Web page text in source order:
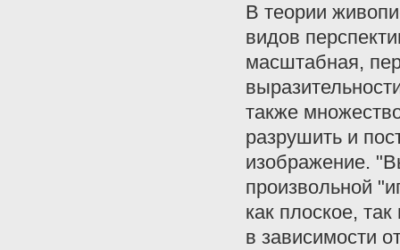
В теории
видов
масштабная,
также
разрушить и
изображение.
произвольной
как плоское,
в зависимости